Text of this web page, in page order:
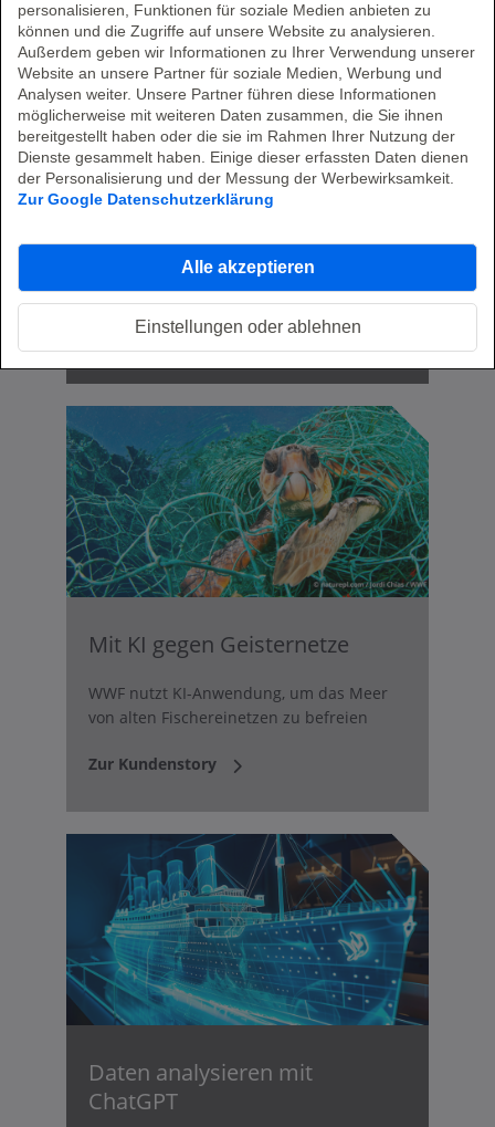
personalisieren, Funktionen für soziale Medien anbieten zu
können und die Zugriffe auf unsere Website zu analysieren.
Außerdem geben wir Informationen zu Ihrer Verwendung unserer
Website an unsere Partner für soziale Medien, Werbung und
Analysen weiter. Unsere Partner führen diese Informationen
möglicherweise mit weiteren Daten zusammen, die Sie ihnen
bereitgestellt haben oder die sie im Rahmen Ihrer Nutzung der
Dienste gesammelt haben. Einige dieser erfassten Daten dienen
der Personalisierung und der Messung der Werbewirksamkeit.
Zur Google Datenschutzerklärung
Alle akzeptieren
Einstellungen oder ablehnen
API Gateways in Kubernetes
API Security & Traffic Management für
Cloud-native Apps
Zum Fachartikel
Mit KI gegen Geisternetze
WWF nutzt KI-Anwendung, um das Meer
von alten Fischereinetzen zu befreien
Zur Kundenstory
Daten analysieren mit
ChatGPT